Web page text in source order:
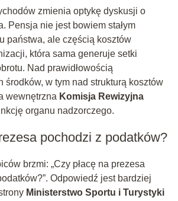
zmienia optykę dyskusji o
Pensja nie jest bowiem stałym
państwa, ale częścią kosztów
która sama generuje setki
Nad prawidłowością
środków, w tym nad strukturą kosztów
wewnętrzna Komisja Rewizyjna
organu nadzorczego.
pochodzi z podatków?
brzmi: „Czy płacę na prezesa
Odpowiedź jest bardziej
Ministerstwo Sportu i Turystyki